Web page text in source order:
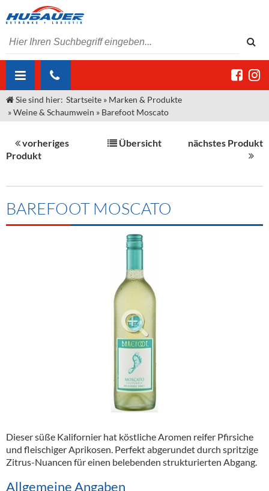
ÜBER UNS
Unser Liefergebiet
Kontakt
Angebote Gastronomie & Großhandel
Neuigkeiten
MARKEN & PRODUKTE
Sirup
Spirituosen
Kommisionskauf & Lieferbedingungen
Fremddienstleistungen
Sie sind hier: Startseite » Marken & Produkte
»Weine & Schaumwein » Barefoot Moscato
vorheriges
Produkt
Übersicht nächstes Produkt
BAREFOOT MOSCATO
Dieser süße Kalifornier hat köstliche Aromen reifer Pfirsiche
und fleischiger Aprikosen. Perfekt abgerundet durch spritzige
Zitrus-Nuancen für einen belebenden strukturierten Abgang.
Allgemeine Angaben